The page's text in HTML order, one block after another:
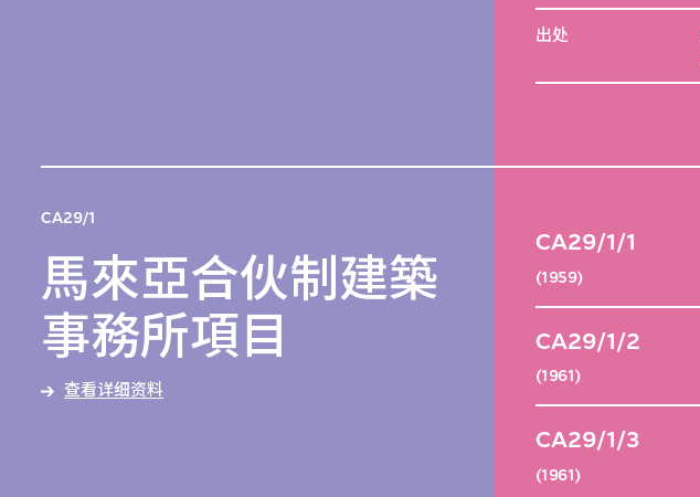
檔案彌足珍貴，因其闡明現代主義在全球背景下對亞洲
的影響，這從林蒼吉與香港巴馬丹拿集團的建築師木下
一、泰國建築師書梅春塞、英國建築繪圖師路易斯‧海
曼，以及林蒼吉就讀美國麻省理工學院時的老師喬治‧
凱派等重要設計師間的關係可見一斑；而林蒼吉與新加
坡建築師兼 Design Partnership 創辦人林少偉及鄭慶順
合作的作品，亦足證這一點。此外，林蒼吉和巴克敏斯
出处
CA29/1
馬來亞合伙制建築
事務所項目
查看详细资料
CA29/1/1
(1959)
CA29/1/2
(1961)
CA29/1/3
(1961)